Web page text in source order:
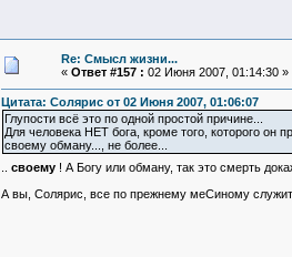
Re: Смысл жизни...
« Ответ #157 : 02 Июня 2007, 01:14:30 »
Цитата: Солярис от 02 Июня 2007, 01:06:07
Глупости всё это по одной простой причине...
Для человека НЕТ бога, кроме того, которого он
своему обману..., не более...
своему ! А Богу или обману, так это смерть
А вы, Солярис, все по прежнему меСиному